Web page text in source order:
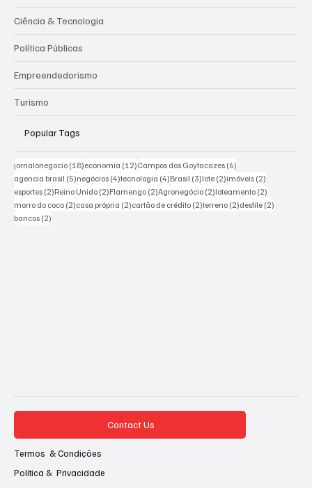
Ciência & Tecnologia
Política Públicas
Empreendedorismo
Turismo
Popular Tags
jornalonegocio (18)18 posts
economia (12)12 posts
Campos dos Goytacazes (6)
agencia brasil (5)5 posts
negócios (4)4 posts
tecnologia (4)4 posts
Brasil (3)3 posts
lote (2)2 posts
imóveis (2)
esportes (2)2 posts
Reino Unido (2)2 posts
Flamengo (2)2 posts
Agronegócio (2)2 posts
loteamento (2)
morro do coco (2)2 posts
casa própria (2)2 posts
cartão de crédito (2)2 posts
terreno (2)2 posts
desfile (2)
bancos (2)
Contact Us
Termos & Condições
Politica & Privacidade